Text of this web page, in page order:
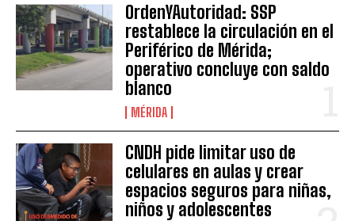
OrdenYAutoridad: SSP
restablece la circulación en el
Periférico de Mérida;
operativo concluye con saldo
blanco
MÉRIDA
CNDH pide limitar uso de
celulares en aulas y crear
espacios seguros para niñas,
niños y adolescentes